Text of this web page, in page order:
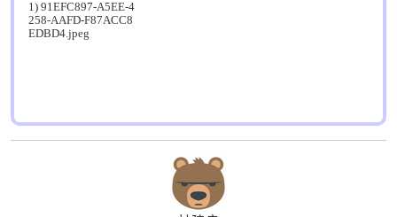
1) 91EFC897-A5EE-4
258-AAFD-F87ACC8
EDBD4.jpeg